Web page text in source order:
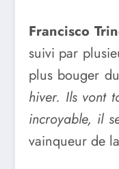
Francisco
suivi par
plus bouger
hiver. Ils vont
incroyable, il
vainqueur de